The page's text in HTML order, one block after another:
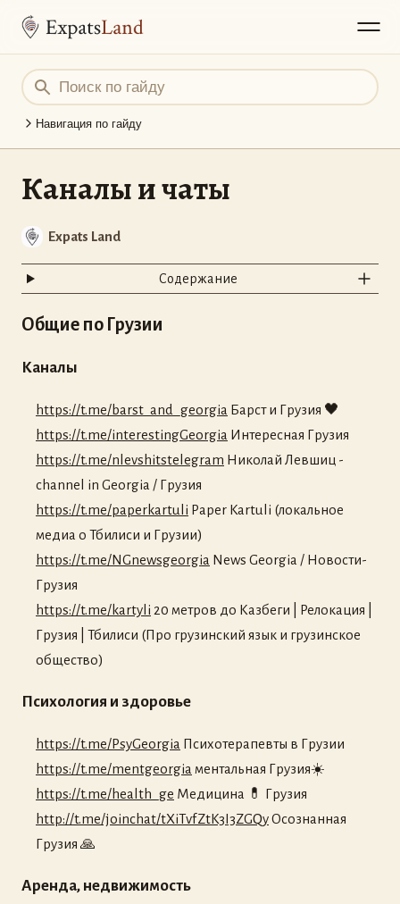
Навигация по гайду
Каналы и чаты
Expats Land
Содержание
Общие по Грузии
Каналы
https://t.me/barst_and_georgia Барст и Грузия 🖤
https://t.me/interestingGeorgia Интересная Грузия
https://t.me/nlevshitstelegram Николай Левшиц -
channel in Georgia / Грузия
https://t.me/paperkartuli Paper Kartuli (локальное
медиа о Тбилиси и Грузии)
https://t.me/NGnewsgeorgia News Georgia / Новости-
Грузия
https://t.me/kartyli 20 метров до Казбеги | Релокация |
Грузия | Тбилиси (Про грузинский язык и грузинское
общество)
Психология и здоровье
https://t.me/PsyGeorgia Психотерапевты в Грузии
https://t.me/mentgeorgia ментальная Грузия☀️
https://t.me/health_ge Медицина 💊 Грузия
http://t.me/joinchat/tXiTvfZtK3I3ZGQyОсознанная
Грузия 🙏
Аренда, недвижимость